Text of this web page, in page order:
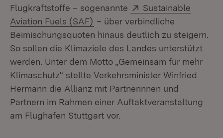
Flugkraftstoffe – sogenannte
Extern:
Sustainable
Aviation Fuels (SAF) (Öffnet in neuem Fenster)
– über verbindliche
Beimischungsquoten hinaus deutlich zu steigern.
So sollen die Klimaziele des Landes unterstützt
werden. Unter dem Motto „Gemeinsam für mehr
Klimaschutz“ stellte Verkehrsminister Winfried
Hermann die Allianz mit Partnerinnen und
Partnern im Rahmen einer Auftaktveranstaltung
am Flughafen Stuttgart vor.